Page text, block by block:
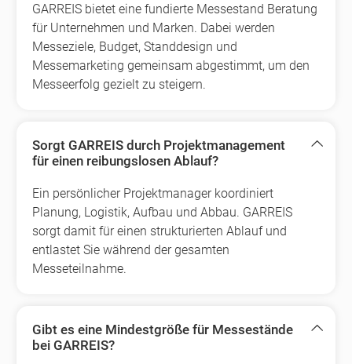
GARREIS bietet eine fundierte Messestand Beratung
für Unternehmen und Marken. Dabei werden
Messeziele, Budget, Standdesign und
Messemarketing gemeinsam abgestimmt, um den
Messeerfolg gezielt zu steigern.
Sorgt GARREIS durch Projektmanagement
für einen reibungslosen Ablauf?
Ein persönlicher Projektmanager koordiniert
Planung, Logistik, Aufbau und Abbau. GARREIS
sorgt damit für einen strukturierten Ablauf und
entlastet Sie während der gesamten
Messeteilnahme.
Gibt es eine Mindestgröße für Messestände
bei GARREIS?